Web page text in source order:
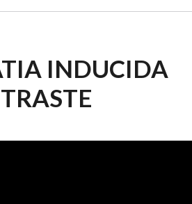
INDUCIDA